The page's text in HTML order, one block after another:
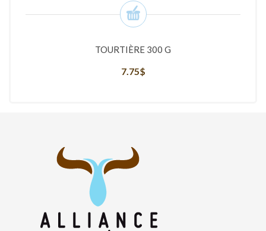
TOURTIÈRE 300 G
7.75$